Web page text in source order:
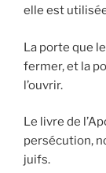
elle est
La porte que
fermer, et la
l’ouvrir.
Le livre de
persécution,
juifs.